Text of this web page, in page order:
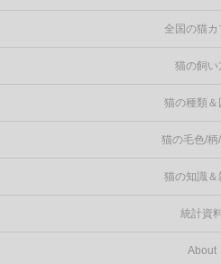
全国の猫カ
猫の飼い
猫の種類＆
猫の毛色/柄
猫の知識＆
統計資
About